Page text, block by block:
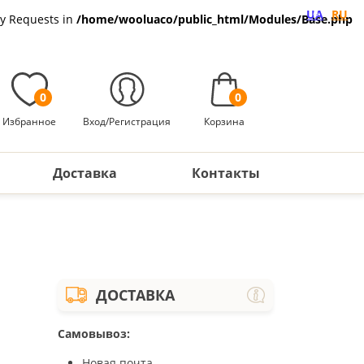
Requests in /home/wooluaco/public_html/Modules/Base.php
0
Избранное Вход/Регистрация
0
Корзина
Доставка Контакты
ДОСТАВКА
Самовывоз:
UA RU